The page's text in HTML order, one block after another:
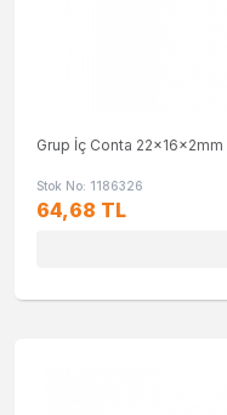
Grup İç Conta 22x16x2mm
Stok No: 1186326
64,68 TL